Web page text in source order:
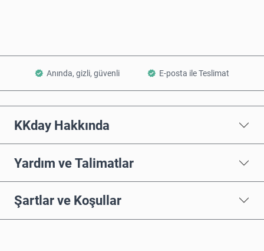
Anında, gizli, güvenli E-posta ile Teslimat
KKday Hakkında
Yardım ve Talimatlar
Şartlar ve Koşullar